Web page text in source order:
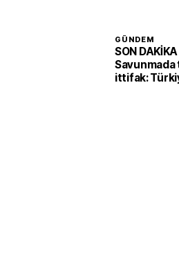
GÜNDEM
SON DAKİKA |
Savunmada
ittifak: